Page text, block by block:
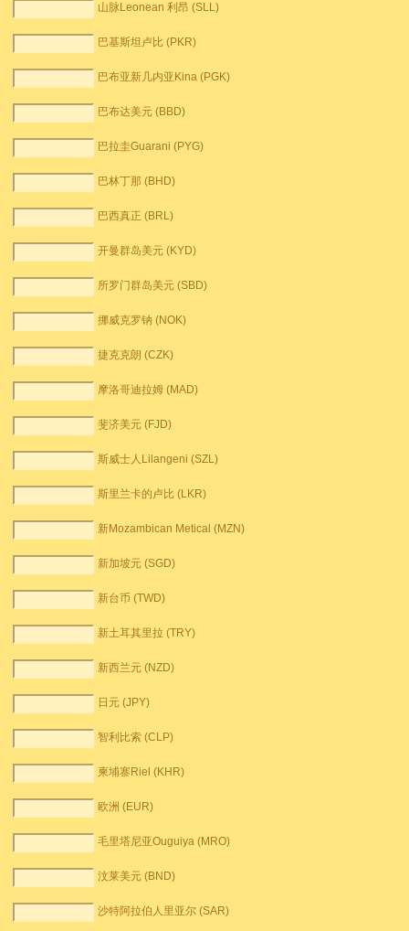
山脉Leonean 利昂 (SLL)
巴基斯坦卢比 (PKR)
巴布亚新几内亚Kina (PGK)
巴布达美元 (BBD)
巴拉圭Guarani (PYG)
巴林丁那 (BHD)
巴西真正 (BRL)
开曼群岛美元 (KYD)
所罗门群岛美元 (SBD)
挪威克罗钠 (NOK)
捷克克朗 (CZK)
摩洛哥迪拉姆 (MAD)
斐济美元 (FJD)
斯威士人Lilangeni (SZL)
斯里兰卡的卢比 (LKR)
新Mozambican Metical (MZN)
新加坡元 (SGD)
新台币 (TWD)
新土耳其里拉 (TRY)
新西兰元 (NZD)
日元 (JPY)
智利比索 (CLP)
柬埔寨Riel (KHR)
欧洲 (EUR)
毛里塔尼亚Ouguiya (MRO)
汶莱美元 (BND)
沙特阿拉伯人里亚尔 (SAR)